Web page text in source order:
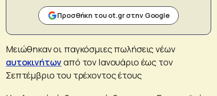
Προσθήκη του ot.gr στην Google
Μειώθηκαν οι παγκόσμιες πωλήσεις νέων
αυτοκινήτωναπό τον Ιανουάριο έως τον
Σεπτέμβριο του τρέχοντος έτους